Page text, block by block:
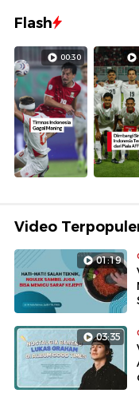
Flash
00:30
Video
01:19
03:35